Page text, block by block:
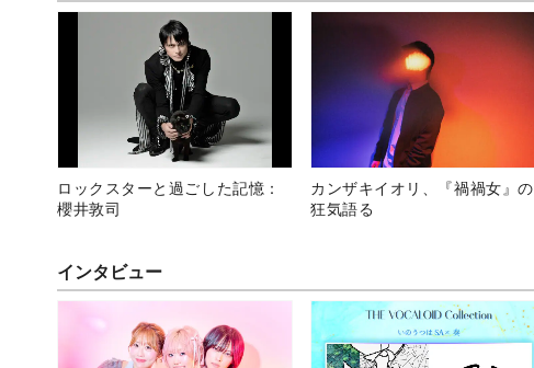
ロックスターと過ごした記憶：
櫻井敦司
カンザキイオリ、『禍禍女』の
狂気語る
インタビュー